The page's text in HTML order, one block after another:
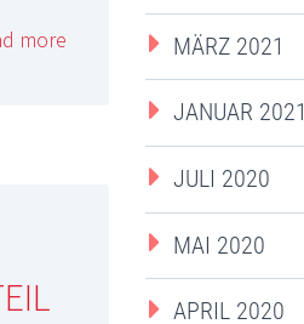
more MÄRZ 2021
JANUAR 2021
JULI 2020
MAI 2020
APRIL 2020